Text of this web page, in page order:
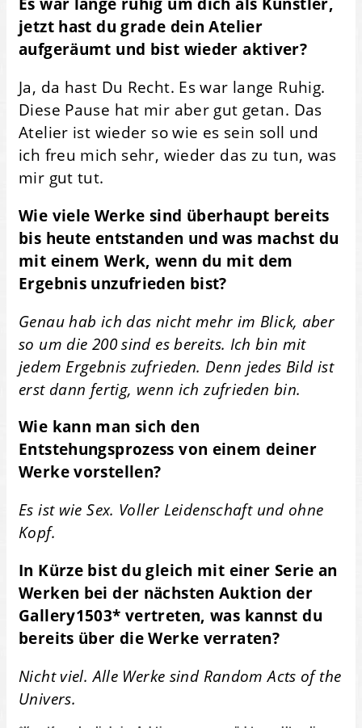
jetzt hast du grade dein Atelier
aufgeräumt und bist wieder aktiver?
Ja, da hast Du Recht. Es war lange Ruhig.
Diese Pause hat mir aber gut getan. Das
Atelier ist wieder so wie es sein soll und
ich freu mich sehr, wieder das zu tun, was
mir gut tut.
Wie viele Werke sind überhaupt bereits
bis heute entstanden und was machst du
mit einem Werk, wenn du mit dem
Ergebnis unzufrieden bist?
Genau hab ich das nicht mehr im Blick, aber
so um die 200 sind es bereits. Ich bin mit
jedem Ergebnis zufrieden. Denn jedes Bild ist
erst dann fertig, wenn ich zufrieden bin.
Wie kann man sich den
Entstehungsprozess von einem deiner
Werke vorstellen?
Es ist wie Sex. Voller Leidenschaft und ohne
Kopf.
In Kürze bist du gleich mit einer Serie an
Werken bei der nächsten Auktion der
Gallery1503* vertreten, was kannst du
bereits über die Werke verraten?
Nicht viel. Alle Werke sind Random Acts of the
Univers.